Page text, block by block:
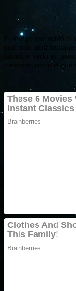
El testigo que subió
una bola azul
increíble verlo en
meteorito como el